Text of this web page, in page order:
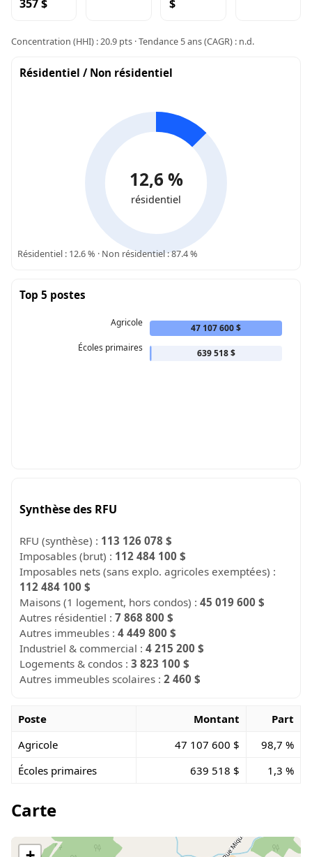
357 $ $
Concentration (HHI) : 20.9 pts · Tendance 5 ans (CAGR) : n.d.
Résidentiel / Non résidentiel
12,6 %
résidentiel
Résidentiel : 12.6 % · Non résidentiel : 87.4 %
Top 5 postes
Agricole
47 107 600 $
Écoles primaires
639 518 $
Synthèse des RFU
RFU (synthèse) : 113 126 078 $
Imposables (brut) : 112 484 100 $
Imposables nets (sans explo. agricoles exemptées) :
112 484 100 $
Maisons (1 logement, hors condos) :45 019 600 $
Autres résidentiel :7 868 800 $
Autres immeubles :4 449 800 $
Industriel & commercial :4 215 200 $
Logements & condos :3 823 100 $
Autres immeubles scolaires :2 460 $
Poste Montant
Part
Agricole
47 107 600 $
98,7 %
Écoles primaires
639 518 $ 1,3 %
Carte